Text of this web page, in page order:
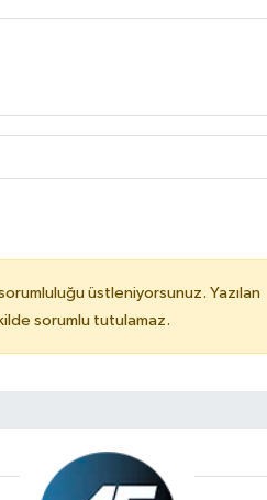
üstleniyorsunuz. Yazılan
sorumlu tutulamaz.